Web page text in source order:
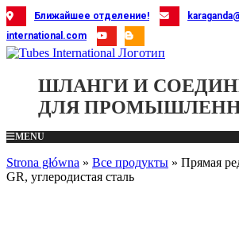
Skip
to
content
Ближайшее отделение!
international.com
ШЛАНГИ И
ДЛЯ
MENU
Strona główna » Все продукты » Прямая
GR, углеродистая сталь